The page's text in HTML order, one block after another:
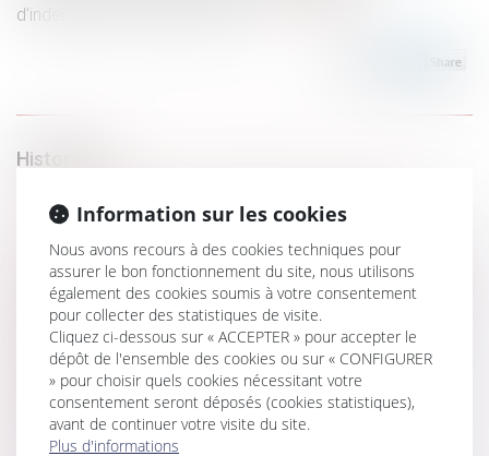
d’indemnisation qu’auparavant...
Historique
propositions Ciivise
Exonération totale de droits de succession entre frères
et sœurs (CGI, art. 796-0 ter) : attention de ne pas
confondre « domicile commun » et « résidence commune »
Cotisations 2026 : un arrêté qui confirme les règles
applicables au logement social
Élections CSE : les limites de l’obligation de loyauté de
l’employeur
Information sur les cookies
Nous avons recours à des cookies techniques pour
assurer le bon fonctionnement du site, nous utilisons
également des cookies soumis à votre consentement
pour collecter des statistiques de visite.
Cliquez ci-dessous sur « ACCEPTER » pour accepter le
dépôt de l'ensemble des cookies ou sur « CONFIGURER
» pour choisir quels cookies nécessitant votre
consentement seront déposés (cookies statistiques),
avant de continuer votre visite du site.
Plus d'informations